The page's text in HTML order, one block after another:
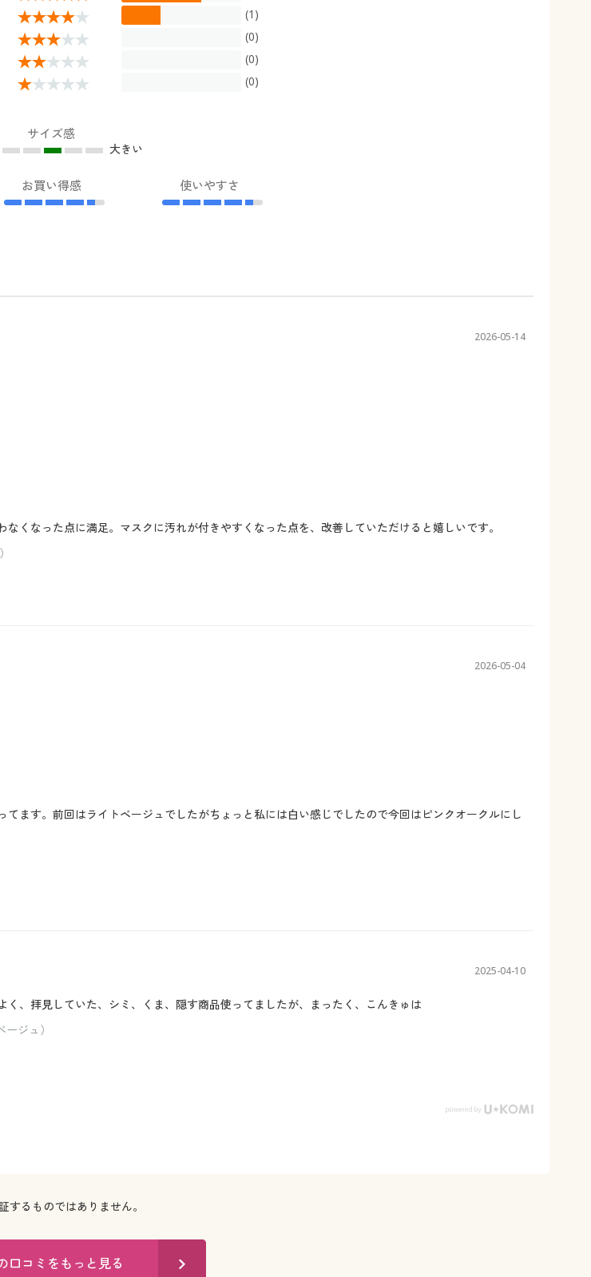
(1)
(0)
(0)
(0)
サイズ感
大きい
お買い得感 使いやすさ
2026-05-14
くなった点に満足。マスクに汚れが付きやすくなった点を、改善していただけると嬉しいです。
2026-05-04
ます。前回はライトベージュでしたがちょっと私には白い感じでしたので今回はピンクオークルにし
2025-04-10
、拝見していた、シミ、くま、隠す商品使ってましたが、まったく、こんきゅは
ジュ）
るものではありません。
口コミをもっと見る